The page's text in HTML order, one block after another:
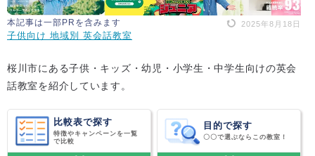
本記事は一部PRを含みます 2025年8月18日
子供向け 地域別 英会話教室
桜川市にある子供・キッズ・幼児・小学生・中学生向けの英会
話教室を紹介しています。
比較表で探す
特徴やキャンペーンを一覧
で比較
目的で探す
〇〇で選ぶならこの教室！